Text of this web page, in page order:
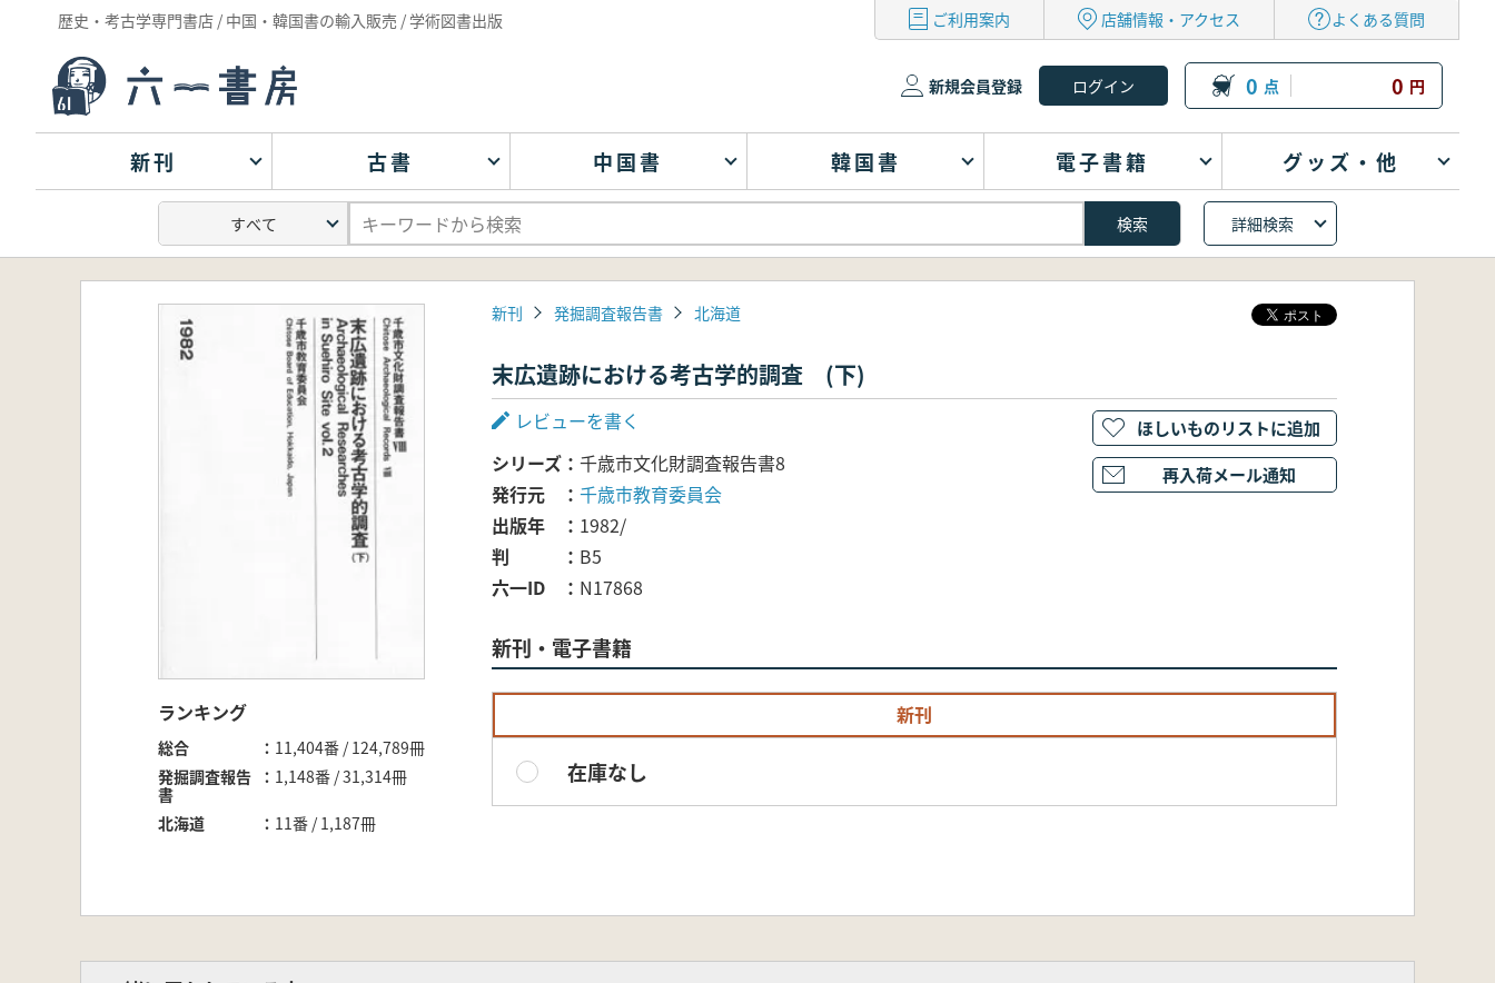
歴史・考古学専門書店 / 中国・韓国書の輸入販売 / 学術図書出版 ご利用案内 店舗情報・アクセス よくある質問
新規会員登録 0 点 0 円
新刊 古書 中国書 韓国書 電子書籍 グッズ・他
詳細検索
ランキング
総合
11,404番 / 124,789冊
発掘調査報告
書
1,148番 / 31,314冊
北海道 11番 / 1,187冊
新刊 発掘調査報告書 北海道
末広遺跡における考古学的調査 (下)
レビューを書く
シリーズ
千歳市文化財調査報告書8
発行元
千歳市教育委員会
出版年
1982/
判
B5
六一ID
N17868
新刊・電子書籍
新刊
在庫なし
ほしいものリストに追加
再入荷メール通知